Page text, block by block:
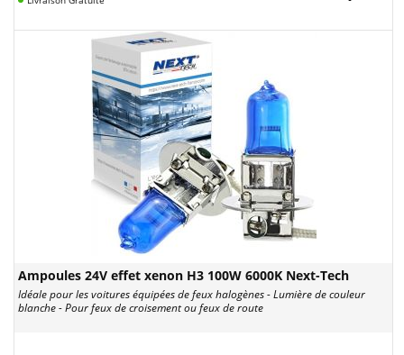
Ampoules 24V effet xenon H3 100W 6000K Next-Tech
Idéale pour les voitures équipées de feux halogènes - Lumière de couleur
blanche - Pour feux de croisement ou feux de route